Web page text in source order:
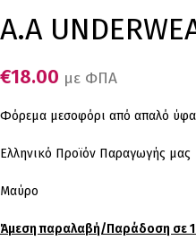
Α.A
€18.00 με ΦΠΑ
Φόρεμα μεσοφόρι από απαλό
Ελληνικό Προϊόν Παραγωγής μας
Μαύρο
Άμεση παραλαβή/Παράδοση σε